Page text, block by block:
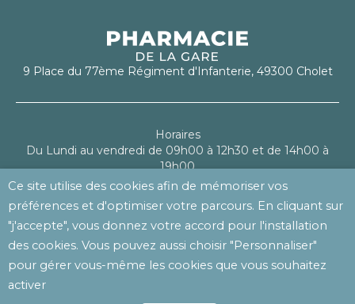
9 Place du 77ème Régiment d'Infanterie, 49300 Cholet
Horaires
Du Lundi au vendredi de 09h00 à 12h30 et de 14h00 à
19h00
Le samedi de 09h00 à 13h00
Mentions légales
Politique de confidentialité
Ce site utilise des cookies afin de mémoriser vos
préférences et d'optimiser votre parcours. En cliquant sur
"j'accepte", vous donnez votre accord pour l'installation
des cookies. Vous pouvez aussi choisir "Personnaliser"
pour gérer vous-même les cookies que vous souhaitez
activer